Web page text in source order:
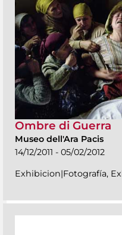
Ombre di Guerra
Museo dell'Ara Pacis
14/12/2011 - 05/02/2012
Exhibicion|Fotografía,